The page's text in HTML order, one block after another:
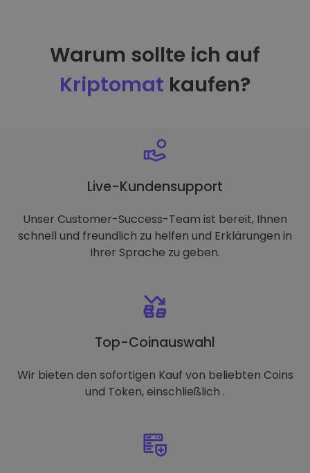
Warum sollte ich auf
Kriptomat kaufen?
Live-Kundensupport
Unser Customer-Success-Team ist bereit, Ihnen
schnell und freundlich zu helfen und Erklärungen in
Ihrer Sprache zu geben.
Top-Coinauswahl
Wir bieten den sofortigen Kauf von beliebten Coins
und Token, einschließlich .